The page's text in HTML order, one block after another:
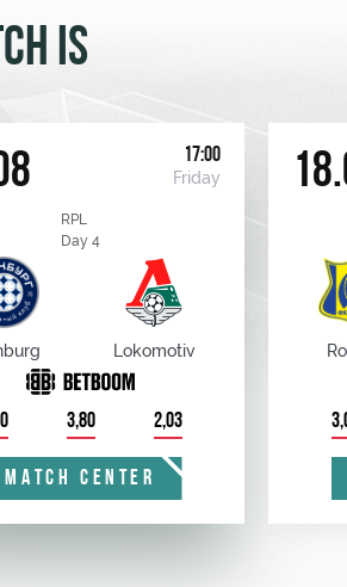
IS
17:00
Friday
RPL
Day 4
Lokomotiv
3,80 2,03
MATCH CENTER